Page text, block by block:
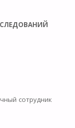
сотрудник